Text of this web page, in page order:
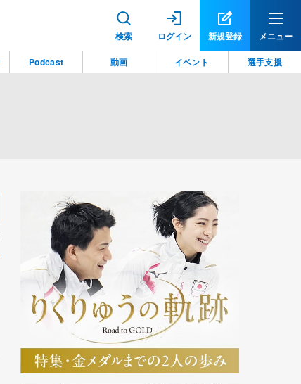
検索 ログイン 新規登録 メニュー
Podcast 動画 イベント 選手支援